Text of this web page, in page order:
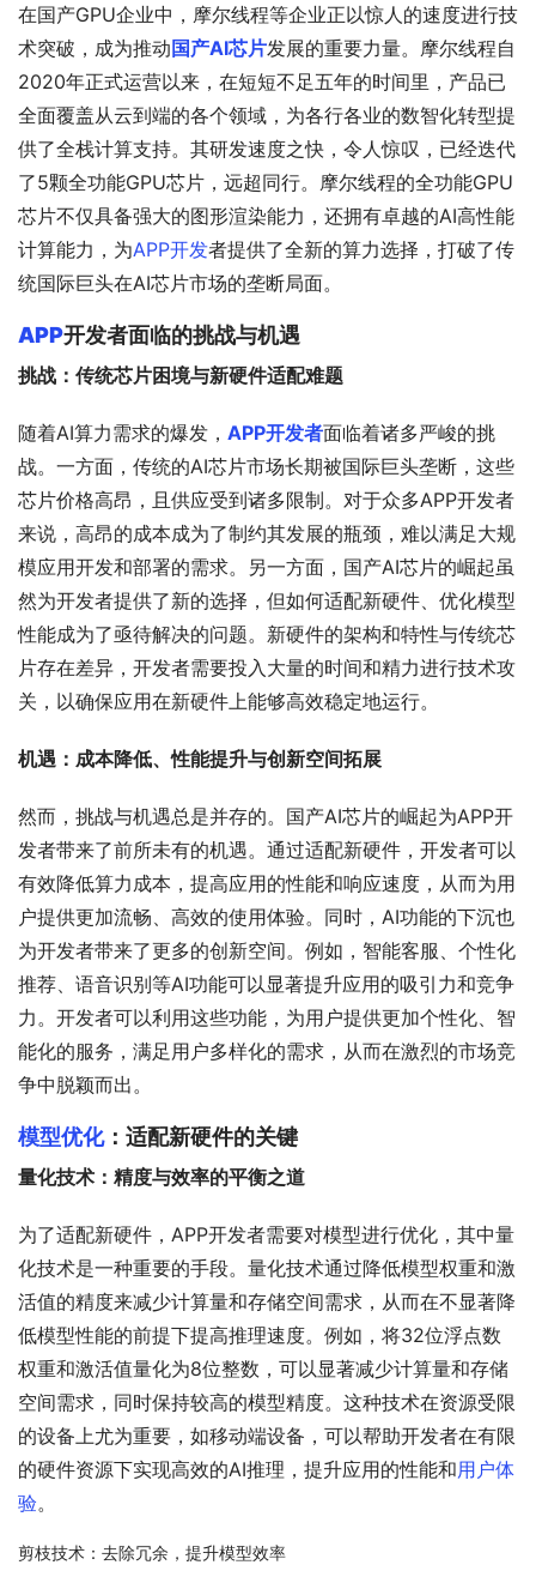
在国产GPU企业中，摩尔线程等企业正以惊人的速度进行技
术突破，成为推动 国产AI芯片发展的重要力量。摩尔线程自
2020年正式运营以来，在短短不足五年的时间里，产品已
全面覆盖从云到端的各个领域，为各行各业的数智化转型提
供了全栈计算支持。其研发速度之快，令人惊叹，已经迭代
了5颗全功能GPU芯片，远超同行。摩尔线程的全功能GPU
芯片不仅具备强大的图形渲染能力，还拥有卓越的AI高性能
计算能力，为APP开发者提供了全新的算力选择，打破了传
统国际巨头在AI芯片市场的垄断局面。
APP开发者面临的挑战与机遇
挑战：传统芯片困境与新硬件适配难题
随着AI算力需求的爆发， APP开发者面临着诸多严峻的挑
战。一方面，传统的AI芯片市场长期被国际巨头垄断，这些
芯片价格高昂，且供应受到诸多限制。对于众多APP开发者
来说，高昂的成本成为了制约其发展的瓶颈，难以满足大规
模应用开发和部署的需求。另一方面，国产AI芯片的崛起虽
然为开发者提供了新的选择，但如何适配新硬件、优化模型
性能成为了亟待解决的问题。新硬件的架构和特性与传统芯
片存在差异，开发者需要投入大量的时间和精力进行技术攻
关，以确保应用在新硬件上能够高效稳定地运行。
机遇：成本降低、性能提升与创新空间拓展
然而，挑战与机遇总是并存的。国产AI芯片的崛起为APP开
发者带来了前所未有的机遇。通过适配新硬件，开发者可以
有效降低算力成本，提高应用的性能和响应速度，从而为用
户提供更加流畅、高效的使用体验。同时，AI功能的下沉也
为开发者带来了更多的创新空间。例如，智能客服、个性化
推荐、语音识别等AI功能可以显著提升应用的吸引力和竞争
力。开发者可以利用这些功能，为用户提供更加个性化、智
能化的服务，满足用户多样化的需求，从而在激烈的市场竞
争中脱颖而出。
模型优化：适配新硬件的关键
量化技术：精度与效率的平衡之道
为了适配新硬件，APP开发者需要对模型进行优化，其中量
化技术是一种重要的手段。量化技术通过降低模型权重和激
活值的精度来减少计算量和存储空间需求，从而在不显著降
低模型性能的前提下提高推理速度。例如，将32位浮点数
权重和激活值量化为8位整数，可以显著减少计算量和存储
空间需求，同时保持较高的模型精度。这种技术在资源受限
的设备上尤为重要，如移动端设备，可以帮助开发者在有限
的硬件资源下实现高效的AI推理，提升应用的性能和用户体
验。
剪枝技术：去除冗余，提升模型效率